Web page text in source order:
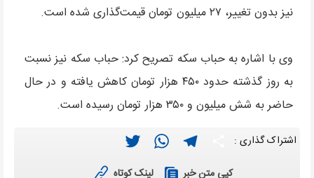
نیز بدون تغییر، ۲۷ میلیون تومان قیمت‌گذاری شده است.
وی با اشاره به حباب سکه تصریح کرد: حباب سکه نیز نسبت
به روز گذشته حدود ۴۵۰ هزار تومان کاهش یافته و در حال
حاضر به شش میلیون و ۳۵۰ هزار تومان رسیده است.
اشتراک گذاری : Twitter
WhatsAppTelegram
کپی متن خبر لینک کوتاه